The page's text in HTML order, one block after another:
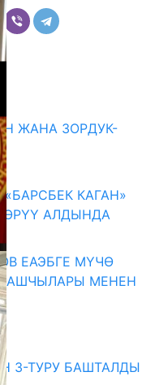
ЖАНА ЗОРДУК-
КАГАН»
АЛДЫНДА
ЕАЭБГЕ МҮЧӨ
МЕНЕН
3-ТУРУ БАШТАЛДЫ